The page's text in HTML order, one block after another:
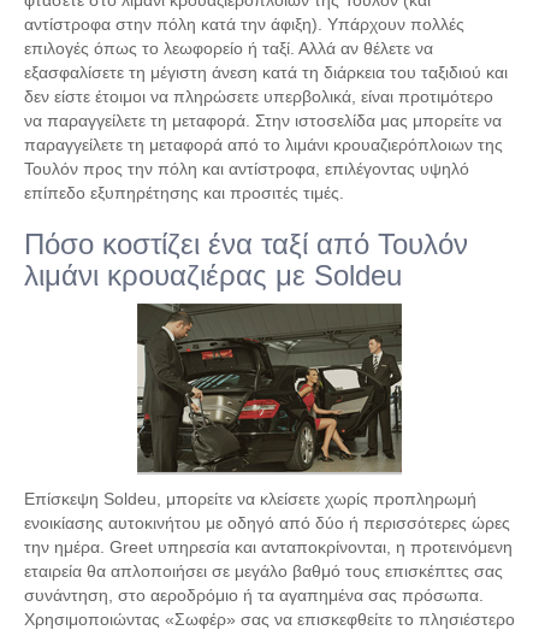
αντίστροφα στην πόλη κατά την άφιξη). Υπάρχουν πολλές
επιλογές όπως το λεωφορείο ή ταξί. Αλλά αν θέλετε να
εξασφαλίσετε τη μέγιστη άνεση κατά τη διάρκεια του ταξιδιού και
δεν είστε έτοιμοι να πληρώσετε υπερβολικά, είναι προτιμότερο
να παραγγείλετε τη μεταφορά. Στην ιστοσελίδα μας μπορείτε να
παραγγείλετε τη μεταφορά από το λιμάνι κρουαζιερόπλοιων της
Τουλόν προς την πόλη και αντίστροφα, επιλέγοντας υψηλό
επίπεδο εξυπηρέτησης και προσιτές τιμές.
Πόσο κοστίζει ένα ταξί από Τουλόν
λιμάνι κρουαζιέρας με Soldeu
Επίσκεψη Soldeu, μπορείτε να κλείσετε χωρίς προπληρωμή
ενοικίασης αυτοκινήτου με οδηγό από δύο ή περισσότερες ώρες
την ημέρα. Greet υπηρεσία και ανταποκρίνονται, η προτεινόμενη
εταιρεία θα απλοποιήσει σε μεγάλο βαθμό τους επισκέπτες σας
συνάντηση, στο αεροδρόμιο ή τα αγαπημένα σας πρόσωπα.
Χρησιμοποιώντας «Σωφέρ» σας να επισκεφθείτε το πλησιέστερο